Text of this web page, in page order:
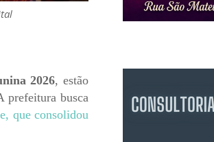
2026, estão
prefeitura busca
que consolidou